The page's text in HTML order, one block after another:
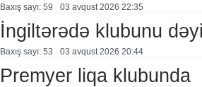
Baxış sayı: 59 03 avqust 2026 22:35
İngiltərədə klubunu
Baxış sayı: 53 03 avqust 2026 20:44
Premyer liqa klubunda